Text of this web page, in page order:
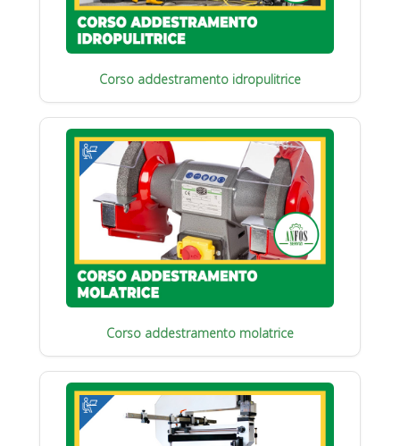
Corso addestramento idropulitrice
Corso addestramento molatrice